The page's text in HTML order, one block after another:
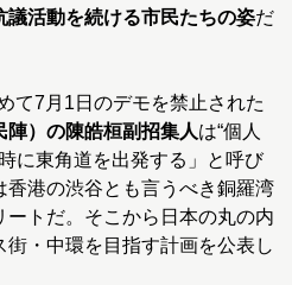
議活動を続ける市民たちの姿だ
て7月1日のデモを禁止された
陣）の陳皓桓副招集人は“個人
に東角道を出発する」と呼び
香港の渋谷とも言うべき銅羅湾
ートだ。そこから日本の丸の内
街・中環を目指す計画を公表し